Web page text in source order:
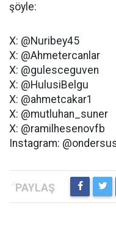
şöyle:
X: @Nuribey45
X: @Ahmetercanlar
X: @gulesceguven
X: @HulusiBelgu
X: @ahmetcakar1
X: @mutluhan_suner
X: @ramilhesenovfb
Instagram: